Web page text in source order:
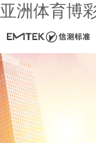
亚洲体育博